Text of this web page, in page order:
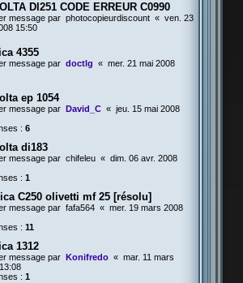
DI251 CODE ERREUR C0990
message par photocopieurdiscount « ven. 23
15:50
4355
message par doctlg « mer. 21 mai 2008
ep 1054
message par David_C « jeu. 15 mai 2008
: 6
di183
message par chifeleu « dim. 06 avr. 2008
: 1
C250 olivetti mf 25 [résolu]
message par fafa564 « mer. 19 mars 2008
: 11
1312
message par Konifredo « mar. 11 mars
: 1